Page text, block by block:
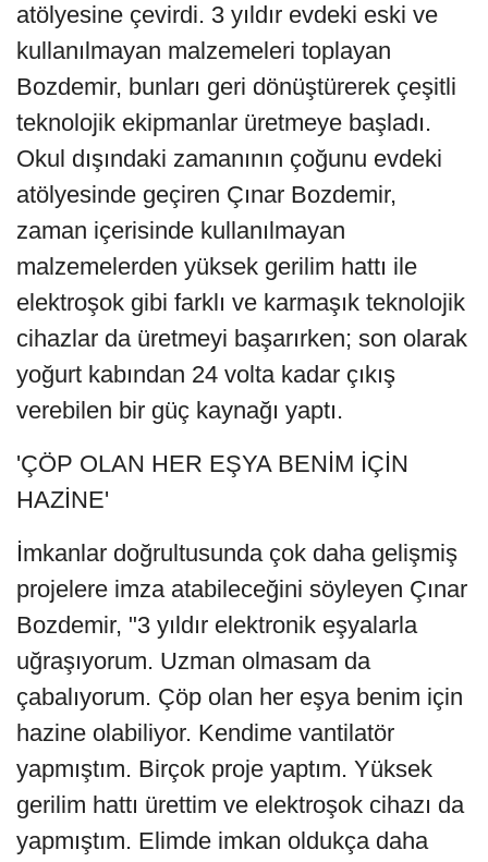
atölyesine çevirdi. 3 yıldır evdeki eski ve
kullanılmayan malzemeleri toplayan
Bozdemir, bunları geri dönüştürerek çeşitli
teknolojik ekipmanlar üretmeye başladı.
Okul dışındaki zamanının çoğunu evdeki
atölyesinde geçiren Çınar Bozdemir,
zaman içerisinde kullanılmayan
malzemelerden yüksek gerilim hattı ile
elektroşok gibi farklı ve karmaşık teknolojik
cihazlar da üretmeyi başarırken; son olarak
yoğurt kabından 24 volta kadar çıkış
verebilen bir güç kaynağı yaptı.
'ÇÖP OLAN HER EŞYA BENİM İÇİN
HAZİNE'
İmkanlar doğrultusunda çok daha gelişmiş
projelere imza atabileceğini söyleyen Çınar
Bozdemir, "3 yıldır elektronik eşyalarla
uğraşıyorum. Uzman olmasam da
çabalıyorum. Çöp olan her eşya benim için
hazine olabiliyor. Kendime vantilatör
yapmıştım. Birçok proje yaptım. Yüksek
gerilim hattı ürettim ve elektroşok cihazı da
yapmıştım. Elimde imkan oldukça daha